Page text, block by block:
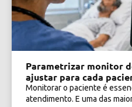
Parametrizar monitor
ajustar para cada
Monitorar o paciente é
atendimento. E uma das